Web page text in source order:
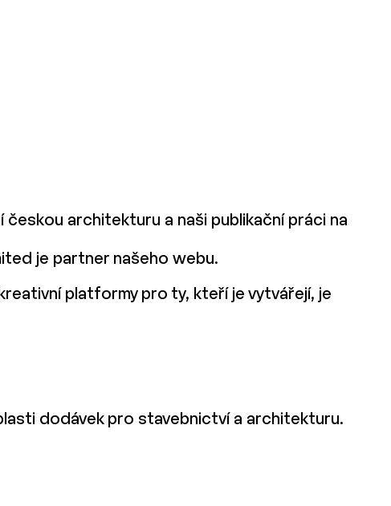
českou architekturu a naši publikační práci na
je partner našeho webu.
platformy pro ty, kteří je vytvářejí, je
dodávek pro stavebnictví a architekturu.